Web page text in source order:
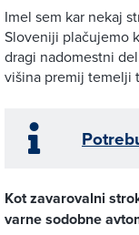
Imel sem kar nekaj
Sloveniji plačujemo
dragi nadomestni
višina premij temelji
Kot zavarovalni
varne sodobne